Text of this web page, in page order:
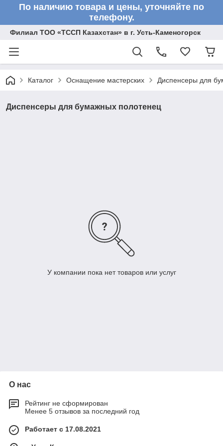
По наличию товара и цены, уточняйте по
телефону.
Филиал ТОО «ТССП Казахстан» в г. Усть-Каменогорск
Каталог Оснащение мастерских Диспенсеры для
Диспенсеры для бумажных полотенец
У компании пока нет товаров или услуг
О нас
Рейтинг не сформирован
Менее 5 отзывов за последний год
Работает с 17.08.2021